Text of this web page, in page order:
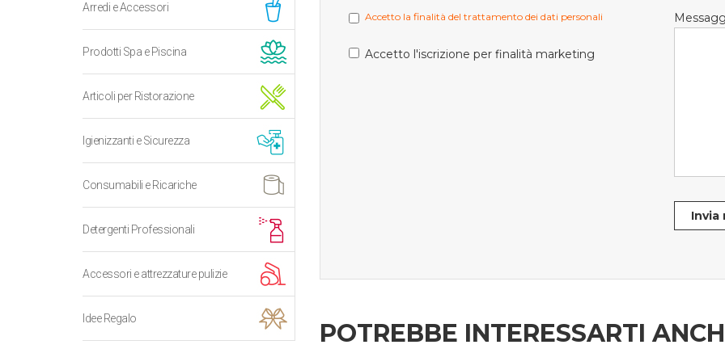
Arredi e Accessori
Prodotti Spa e Piscina
Articoli per Ristorazione
Igienizzanti e Sicurezza
Consumabili e Ricariche
Detergenti Professionali
Accessori e attrezzature pulizie
Idee Regalo
Accetto la finalità del trattamento dei dati personali
Accetto l'iscrizione per finalità marketing
Invia
POTREBBE INTERESSARTI